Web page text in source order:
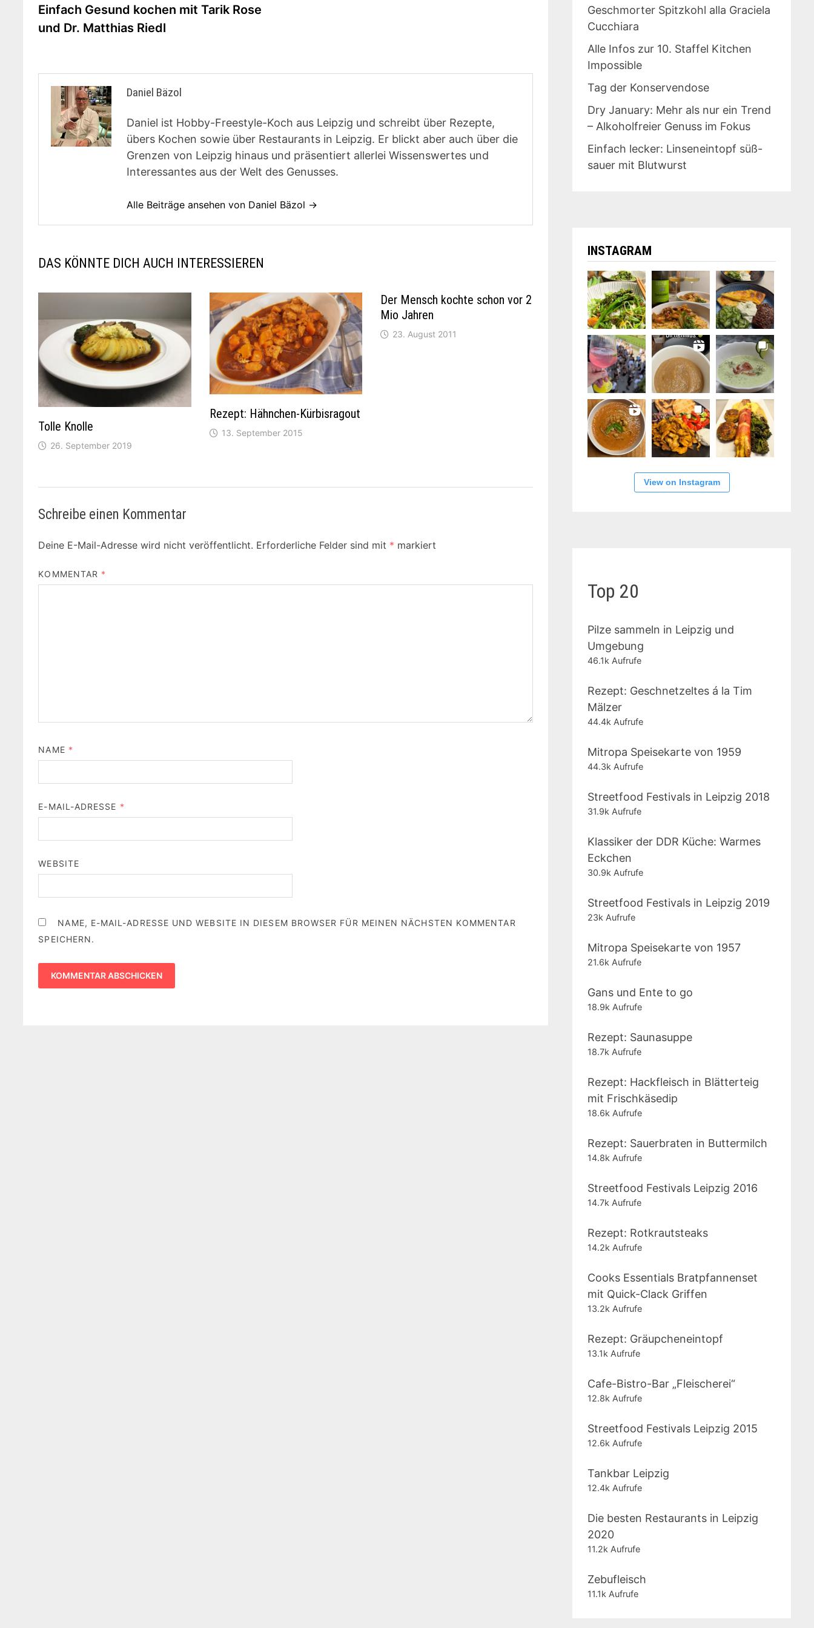
Beitrag:
Einfach Gesund kochen mit Tarik Rose
und Dr. Matthias Riedl
Daniel Bäzol
Daniel ist Hobby-Freestyle-Koch aus Leipzig und schreibt über Rezepte,
übers Kochen sowie über Restaurants in Leipzig. Er blickt aber auch über die
Grenzen von Leipzig hinaus und präsentiert allerlei Wissenswertes und
Interessantes aus der Welt des Genusses.
Alle Beiträge ansehen von Daniel Bäzol →
DAS KÖNNTE DICH AUCH INTERESSIEREN
Tolle Knolle
26. September 2019
Rezept: Hähnchen-Kürbisragout
13. September 2015
Der Mensch kochte schon vor 2
Mio Jahren
23. August 2011
Schreibe einen Kommentar
Deine E-Mail-Adresse wird nicht veröffentlicht. Erforderliche Felder sind mit * markiert
KOMMENTAR *
NAME *
E-MAIL-ADRESSE *
WEBSITE
NAME, E-MAIL-ADRESSE UND WEBSITE IN DIESEM BROWSER FÜR MEINEN NÄCHSTEN KOMMENTAR
SPEICHERN.
Geschmorter Spitzkohl alla Graciela
Cucchiara
Alle Infos zur 10. Staffel Kitchen
Impossible
Tag der Konservendose
Dry January: Mehr als nur ein Trend
– Alkoholfreier Genuss im Fokus
Einfach lecker: Linseneintopf süß-
sauer mit Blutwurst
INSTAGRAM
View on Instagram
Top 20
Pilze sammeln in Leipzig und
Umgebung
46.1k Aufrufe
Rezept: Geschnetzeltes á la Tim
Mälzer
44.4k Aufrufe
Mitropa Speisekarte von 1959
44.3k Aufrufe
Streetfood Festivals in Leipzig 2018
31.9k Aufrufe
Klassiker der DDR Küche: Warmes
Eckchen
30.9k Aufrufe
Streetfood Festivals in Leipzig 2019
23k Aufrufe
Mitropa Speisekarte von 1957
21.6k Aufrufe
Gans und Ente to go
18.9k Aufrufe
Rezept: Saunasuppe
18.7k Aufrufe
Rezept: Hackfleisch in Blätterteig
mit Frischkäsedip
18.6k Aufrufe
Rezept: Sauerbraten in Buttermilch
14.8k Aufrufe
Streetfood Festivals Leipzig 2016
14.7k Aufrufe
Rezept: Rotkrautsteaks
14.2k Aufrufe
Cooks Essentials Bratpfannenset
mit Quick-Clack Griffen
13.2k Aufrufe
Rezept: Gräupcheneintopf
13.1k Aufrufe
Cafe-Bistro-Bar „Fleischerei“
12.8k Aufrufe
Streetfood Festivals Leipzig 2015
12.6k Aufrufe
Tankbar Leipzig
12.4k Aufrufe
Die besten Restaurants in Leipzig
2020
11.2k Aufrufe
Zebufleisch
11.1k Aufrufe